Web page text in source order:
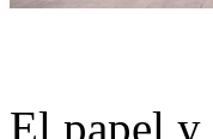
El papel y